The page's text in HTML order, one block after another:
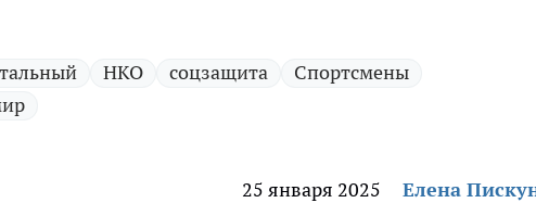
НКО соцзащита
Спортсмены
25 января 2025 Елена